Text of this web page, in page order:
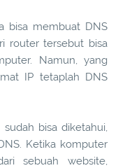
bisa membuat DNS
router tersebut bisa
Namun, yang
IP tetaplah DNS
bisa diketahui,
Ketika komputer
sebuah website,